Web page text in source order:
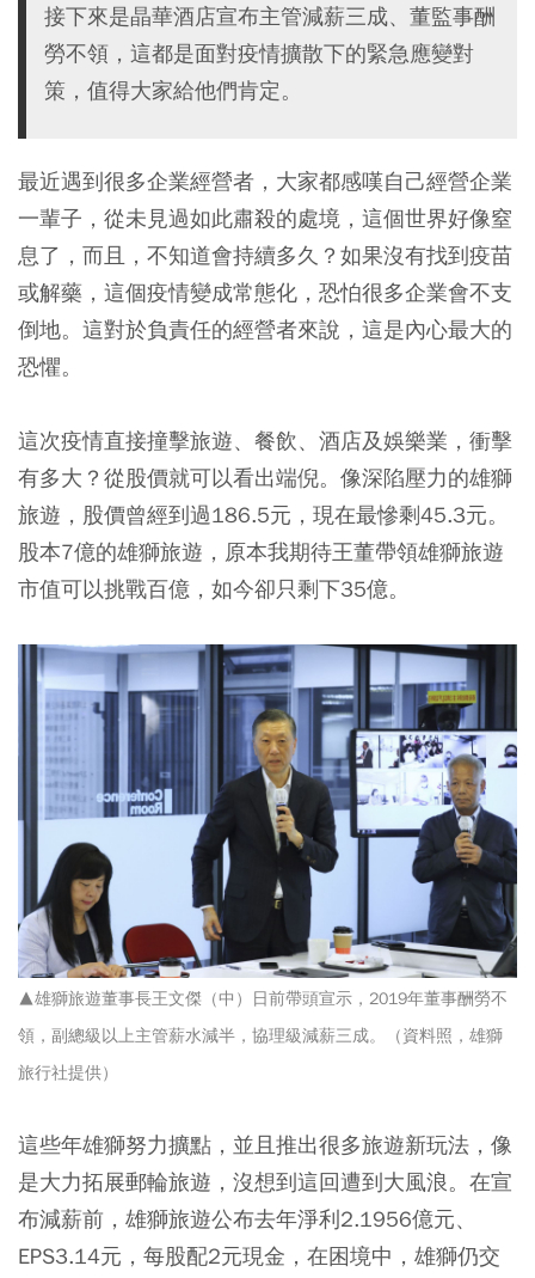
接下來是晶華酒店宣布主管減薪三成、董監事酬
勞不領，這都是面對疫情擴散下的緊急應變對
策，值得大家給他們肯定。
最近遇到很多企業經營者，大家都感嘆自己經營企業
一輩子，從未見過如此肅殺的處境，這個世界好像窒
息了，而且，不知道會持續多久？如果沒有找到疫苗
或解藥，這個疫情變成常態化，恐怕很多企業會不支
倒地。這對於負責任的經營者來說，這是內心最大的
恐懼。
這次疫情直接撞擊旅遊、餐飲、酒店及娛樂業，衝擊
有多大？從股價就可以看出端倪。像深陷壓力的雄獅
旅遊，股價曾經到過186.5元，現在最慘剩45.3元。
股本7億的雄獅旅遊，原本我期待王董帶領雄獅旅遊
市值可以挑戰百億，如今卻只剩下35億。
▲雄獅旅遊董事長王文傑（中）日前帶頭宣示，2019年董事酬勞不
領，副總級以上主管薪水減半，協理級減薪三成。（資料照，雄獅
旅行社提供）
這些年雄獅努力擴點，並且推出很多旅遊新玩法，像
是大力拓展郵輪旅遊，沒想到這回遭到大風浪。在宣
布減薪前，雄獅旅遊公布去年淨利2.1956億元、
EPS3.14元，每股配2元現金，在困境中，雄獅仍交